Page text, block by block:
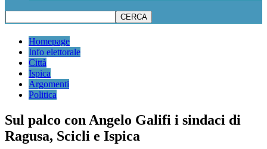
Homepage
Info elettorale
Città
Ispica
Argomenti
Politica
Sul palco con Angelo Galifi i sindaci di
Ragusa, Scicli e Ispica